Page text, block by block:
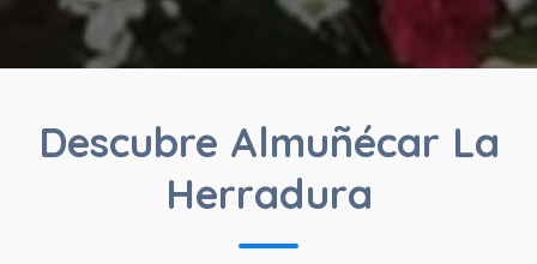
Descubre Almuñécar La
Herradura